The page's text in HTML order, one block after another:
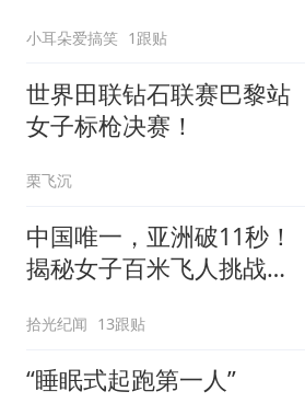
小耳朵爱搞笑 1跟贴
世界田联钻石联赛巴黎站
女子标枪决赛！
栗飞沉
中国唯一，亚洲破11秒！
揭秘女子百米飞人挑战之
拾光纪闻 13跟贴
“睡眠式起跑第一人”